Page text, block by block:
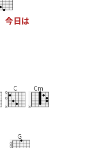
今日は
C Cm
G